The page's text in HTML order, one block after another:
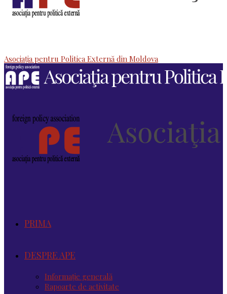
Asociaţia pentru Politica Externă din Moldova
PRIMA
DESPRE APE
Informație generală
Rapoarte de activitate